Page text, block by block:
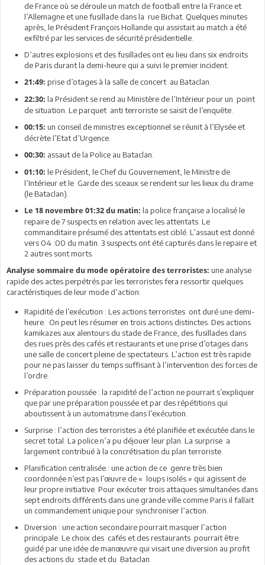
de France où se déroule un match de football entre la France et
l’Allemagne et une fusillade dans la rue Bichat. Quelques minutes
après, le Président François Hollande qui assistait au match a été
exfiltré par les services de sécurité présidentielle.
D’autres explosions et des fusillades ont eu lieu dans six endroits
de Paris durant la demi-heure qui a suivi le premier incident.
21:49: prise d’otages à la salle de concert au Bataclan.
22:30: la Président se rend au Ministère de l’Intérieur pour un point
de situation. Le parquet anti terroriste se saisit de l’enquête.
00:15: un conseil de ministres exceptionnel se réunit à l’Elysée et
décrète l’Etat d’Urgence.
00:30: assaut de la Police au Bataclan.
01:10: le Président, le Chef du Gouvernement, le Ministre de
l’Intérieur et le Garde des sceaux se rendent sur les lieux du drame
(le Bataclan).
Le 18 novembre 01:32 du matin: la police française a localisé le
repaire de 7 suspects en relation avec les attentats. Le
commanditaire présumé des attentats est ciblé. L’assaut est donné
vers 04 :00 du matin. 3 suspects ont été capturés dans le repaire et
2 autres sont morts.
Analyse sommaire du mode opératoire des terroristes: une analyse
rapide des actes perpétrés par les terroristes fera ressortir quelques
caractéristiques de leur mode d’action.
Rapidité de l’exécution : Les actions terroristes ont duré une demi-
heure. On peut les résumer en trois actions distinctes. Des actions
kamikazes aux alentours du stade de France, des fusillades dans
des rues près des cafés et restaurants et une prise d’otages dans
une salle de concert pleine de spectateurs. L’action est très rapide
pour ne pas laisser du temps suffisant à l’intervention des forces de
l’ordre.
Préparation poussée : la rapidité de l’action ne pourrait s’expliquer
que par une préparation poussée et par des répétitions qui
aboutissent à un automatisme dans l’exécution.
Surprise : l’action des terroristes a été planifiée et exécutée dans le
secret total. La police n’a pu déjouer leur plan. La surprise a
largement contribué à la concrétisation du plan terroriste.
Planification centralisée : une action de ce genre très bien
coordonnée n’est pas l’œuvre de « loups isolés » qui agissent de
leur propre initiative. Pour exécuter trois attaques simultanées dans
sept endroits différents dans une grande ville comme Paris il fallait
un commandement unique pour synchroniser l’action.
Diversion : une action secondaire pourrait masquer l’action
principale. Le choix des cafés et des restaurants pourrait être
guidé par une idée de manœuvre qui visait une diversion au profit
des actions du stade et du Bataclan.